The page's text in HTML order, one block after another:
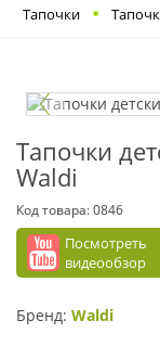
Тапочки
Тапочки
Waldi
Код товара:0846
Посмотреть
видеообзор
Бренд: Waldi